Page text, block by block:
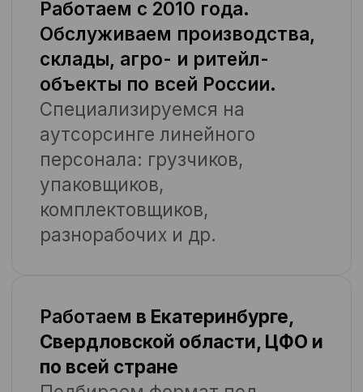
обработку персональных данных
Согласие на получение рекламных материалов
ОТПРАВИТЬ
Специализируемся на
аутсорсинге линейного
упаковщиков, комплектовщиков,
разнорабочих и др.
Быстрый запуск
Местный персонал — до 5 дней.
Вахта — до 14. Есть резерв,
готовность, логистика. Команды
готовы к выходу — даже в сезон
и на удалённых объектах.
Фиксированная ставка
Один договор. Всё внутри:
зарплаты, налоги, проживание,
СИЗ, отчёты.